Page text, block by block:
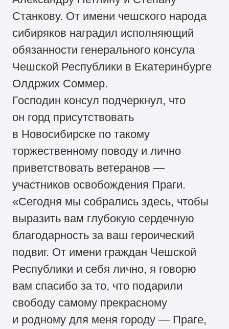
Станкову. От имени чешского народа
сибиряков наградил исполняющий
обязанности генерального консула
Чешской Республики в Екатеринбурге
Олдржих Соммер.
Господин консул подчеркнул, что
он горд присутствовать
в Новосибирске по такому
торжественному поводу и лично
приветствовать ветеранов —
участников освобождения Праги.
«Сегодня мы собрались здесь, чтобы
выразить вам глубокую сердечную
благодарность за ваш героический
подвиг. От имени граждан Чешской
Республики и себя лично, я говорю
вам спасибо за то, что подарили
свободу самому прекрасному
и родному для меня городу — Праге,